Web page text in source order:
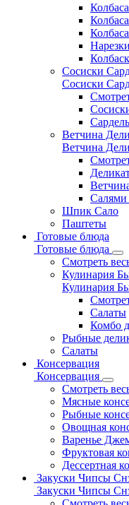
Сосиски
Сосиски
Ветчина
Ветчина
Салями
Шпик Сало
Паштеты
Готовые блюда
Готовые блюда
Смотреть
Кулинария
Кулинария
Салаты
Комбо
Рыбные
Салаты
Консервация
Консервация
Смотреть
Мясные
Рыбные
Овощная
Варенье
Фруктовая
Дессертная
Закуски Чипсы
Закуски Чипсы